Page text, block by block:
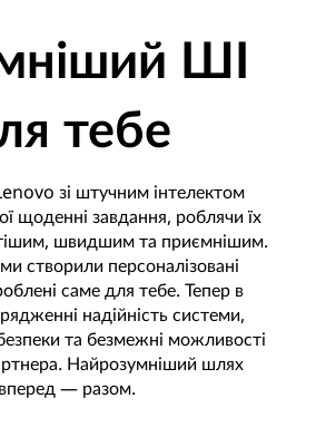
ШІ
тебе
зі штучним інтелектом
щоденні завдання, роблячи їх
швидшим та приємнішим.
створили персоналізовані
саме для тебе. Тепер в
надійність системи,
та безмежні можливості
Найрозумніший шлях
вперед — разом.